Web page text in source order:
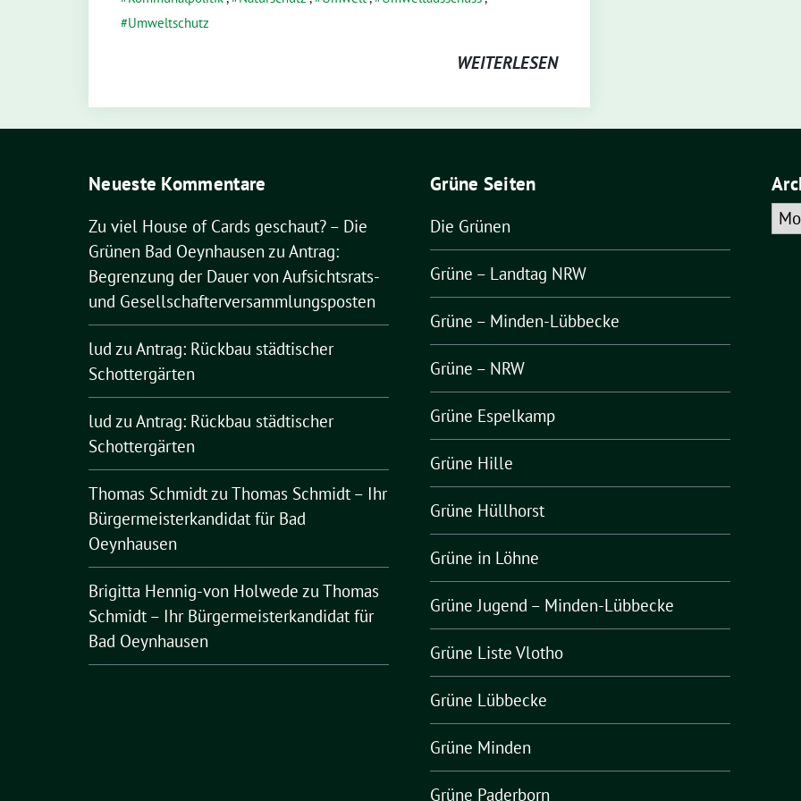
Umweltschutz
WEITERLESEN
Neueste Kommentare
Zu viel House of Cards geschaut? – Die
Grünen Bad Oeynhausen zu Antrag:
Begrenzung der Dauer von Aufsichtsrats-
und Gesellschafterversammlungsposten
lud zu Antrag: Rückbau städtischer
Schottergärten
lud zu Antrag: Rückbau städtischer
Schottergärten
Thomas Schmidtzu Thomas Schmidt – Ihr
Bürgermeisterkandidat für Bad
Oeynhausen
Brigitta Hennig-von Holwede zu Thomas
Schmidt – Ihr Bürgermeisterkandidat für
Bad Oeynhausen
Grüne Seiten
Die Grünen
Grüne – Landtag NRW
Grüne – Minden-Lübbecke
Grüne – NRW
Grüne Espelkamp
Grüne Hille
Grüne Hüllhorst
Grüne in Löhne
Grüne Jugend – Minden-Lübbecke
Grüne Liste Vlotho
Grüne Lübbecke
Grüne Minden
Grüne Paderborn